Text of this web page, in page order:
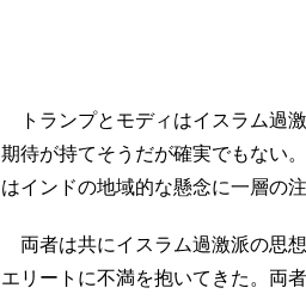
トランプとモディはイスラム過
期待が持てそうだが確実でもない
はインドの地域的な懸念に一層の
両者は共にイスラム過激派の思
エリートに不満を抱いてきた。両